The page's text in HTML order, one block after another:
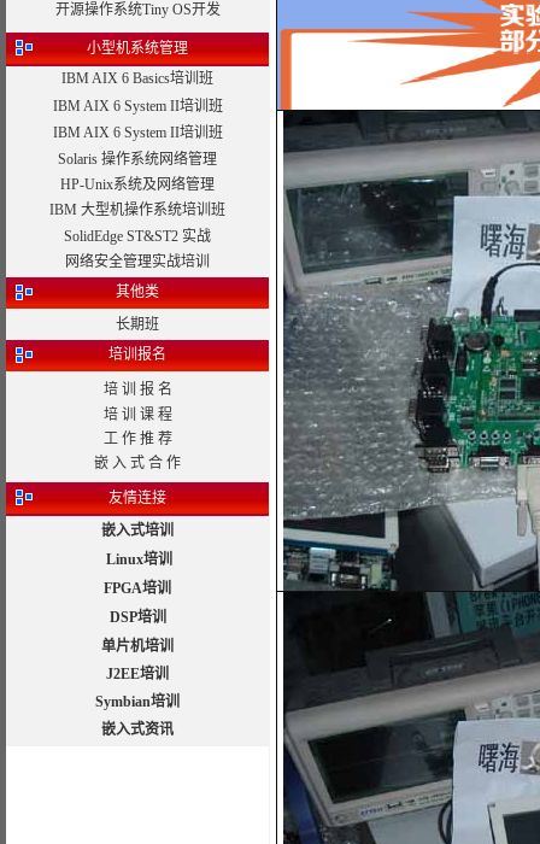
开源操作系统Tiny OS开发
小型机系统管理
IBM AIX 6 Basics培训班
IBM AIX 6 System II培训班
IBM AIX 6 System II培训班
Solaris 操作系统网络管理
HP-Unix系统及网络管理
IBM 大型机操作系统培训班
SolidEdge ST&ST2 实战
网络安全管理实战培训
其他类
长期班
培训报名
培 训 报 名
培 训 课 程
工 作 推 荐
嵌 入 式 合 作
友情连接
嵌入式培训
Linux培训
FPGA培训
DSP培训
单片机培训
J2EE培训
Symbian培训
嵌入式资讯